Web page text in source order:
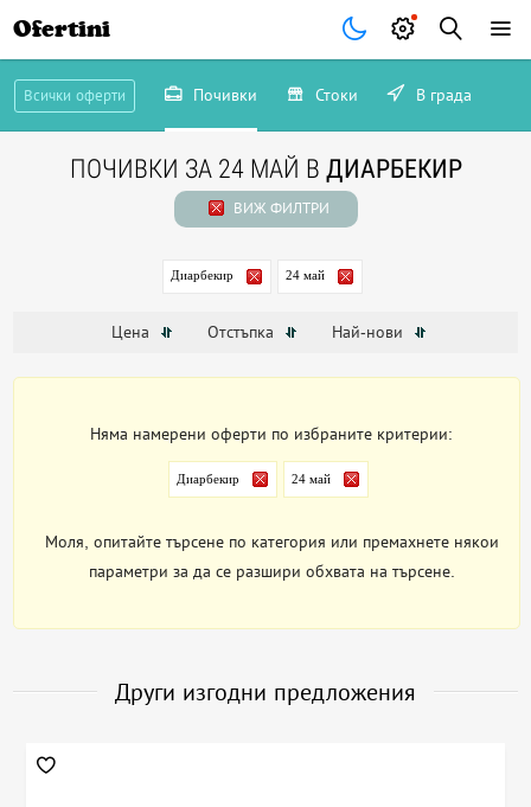
Ofertini
Всички оферти Почивки Стоки В града
ПОЧИВКИ ЗА 24 МАЙ В ДИАРБЕКИР
ВИЖ ФИЛТРИ
Диарбекир 24 май
Цена Отстъпка Най-нови
Няма намерени оферти по избраните критерии:
Диарбекир 24 май
Моля, опитайте търсене по категория или премахнете някои
параметри за да се разшири обхвата на търсене.
Други изгодни предложения